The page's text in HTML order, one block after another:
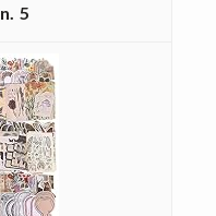
5